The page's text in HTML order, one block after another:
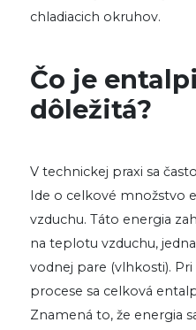
chladiacich okruhov.
Čo je
dôležitá?
V technickej praxi sa
Ide o celkové množstvo
vzduchu. Táto energia
na teplotu vzduchu,
vodnej pare (vlhkosti).
procese sa celková
Znamená to, že energia